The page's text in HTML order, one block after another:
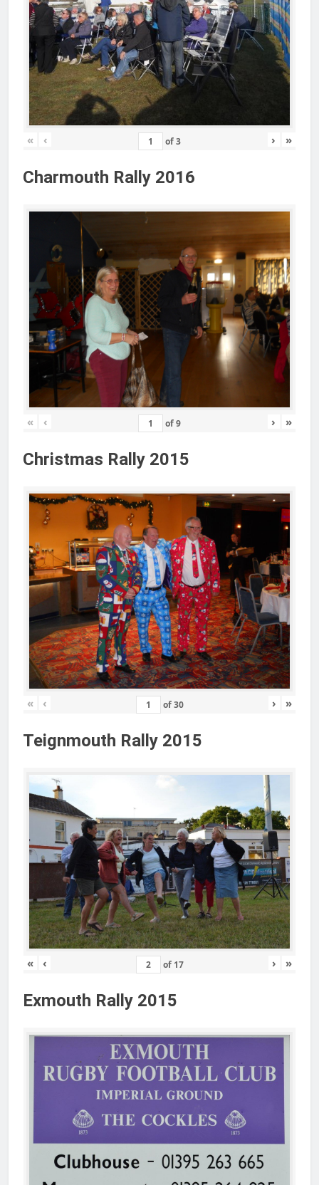
« ‹ of3 › »
Charmouth Rally 2016
« ‹ of9 › »
Christmas Rally 2015
« ‹ of30 › »
Teignmouth Rally 2015
« ‹ of 17 › »
Exmouth Rally 2015